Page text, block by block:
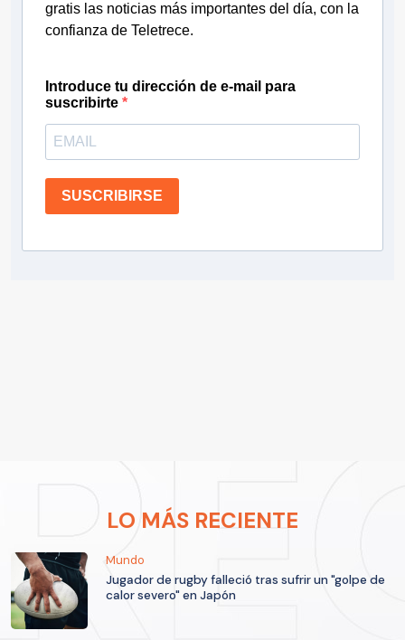
gratis las noticias más importantes del día, con la
confianza de Teletrece.
Introduce tu dirección de e-mail para
suscribirte
SUSCRIBIRSE
LO MÁS RECIENTE
Mundo
Jugador de rugby falleció tras sufrir un "golpe de
calor severo" en Japón